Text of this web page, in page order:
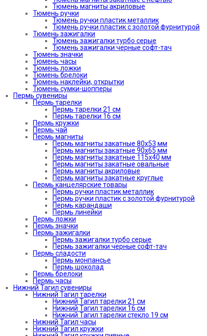
Тюмень магниты акриловые
Тюмень ручки
Тюмень ручки пластик металлик
Тюмень ручки пластик с золотой фурнитурой
Тюмень зажигалки
Тюмень зажигалки турбо серые
Тюмень зажигалки черные софт-тач
Тюмень значки
Тюмень часы
Тюмень ложки
Тюмень брелоки
Тюмень наклейки, открытки
Тюмень сумки-шопперы
Пермь сувениры
Пермь тарелки
Пермь тарелки 21 см
Пермь тарелки 16 см
Пермь кружки
Пермь чай
Пермь магниты
Пермь магниты закатные 80х53 мм
Пермь магниты закатные 90х65 мм
Пермь магниты закатные 115х40 мм
Пермь магниты закатные овальные
Пермь магниты акриловые
Пермь магниты закатные круглые
Пермь канцелярские товары
Пермь ручки пластик металлик
Пермь ручки пластик с золотой фурнитурой
Пермь карандаши
Пермь линейки
Пермь ложки
Пермь значки
Пермь зажигалки
Пермь зажигалки турбо серые
Пермь зажигалки черные софт-тач
Пермь сладости
Пермь монпансье
Пермь шоколад
Пермь брелоки
Пермь часы
Нижний Тагил сувениры
Нижний Тагил тарелки
Нижний Тагил тарелки 21 см
Нижний Тагил тарелки 16 см
Нижний Тагил тарелки стекло 19 см
Нижний Тагил часы
Нижний Тагил кружки